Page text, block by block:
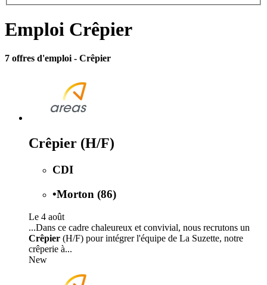
Emploi Crêpier
7 offres d'emploi - Crêpier
Crêpier (H/F)
CDI
•Morton (86)
Le 4 août
...Dans ce cadre chaleureux et convivial, nous recrutons un
Crêpier (H/F) pour intégrer l'équipe de La Suzette, notre
crêperie à...
New